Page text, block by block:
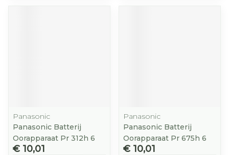
Panasonic
Panasonic Batterij
Oorapparaat Pr 312h 6
€ 10,01
Panasonic
Panasonic Batterij
Oorapparaat Pr 675h 6
€ 10,01